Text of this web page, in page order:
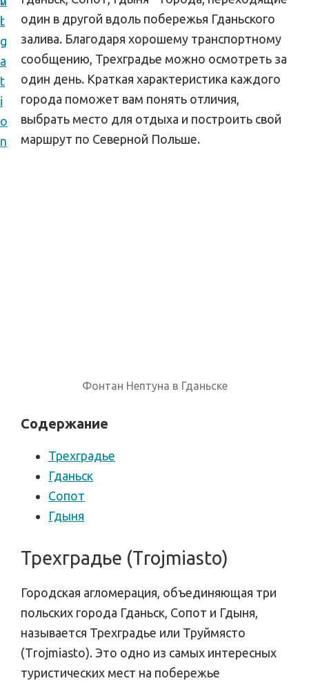
i
g
a
t
i
o
n
t
один в другой вдоль побережья Гданьского
залива. Благодаря хорошему транспортному
сообщению, Трехградье можно осмотреть за
один день. Краткая характеристика каждого
города поможет вам понять отличия,
выбрать место для отдыха и построить свой
маршрут по Северной Польше.
Фонтан Нептуна в Гданьске
Содержание
Трехградье
Гданьск
Сопот
Гдыня
Трехградье (Тrojmiasto)
Городская агломерация, объединяющая три
польских города Гданьск, Сопот и Гдыня,
называется Трехградье или Труймясто
(Тrojmiasto). Это одно из самых интересных
туристических мест на побережье